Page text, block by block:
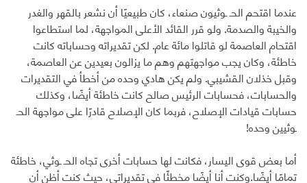
عندما اقتحم الحـ ـوثيون صنعاء، كان طبيعيًا أن نشعر بالقهر والغدر
والخيبة والصدمة. ولو قرر القائد الأعلى المواجهة، لما استطاعوا
اقتحام العاصمة لو قاتلوا مائة عام. لكن تقديراته وحساباته كانت
خاطئة، وكان يجب مواجهتهم وهم ما يزالون بعيدين عن العاصمة،
وقبل خذلان القشيبي. ولم يكن هادي وحده من أخطأ في التقديرات
والحسابات، فحسابات الرئيس صالح كانت خاطئة أيضًا، وكذلك
حسابات قيادات الإصلاح، فربما كان الإصلاح قادرًا على مواجهة الحـ
ـوثيين وحده!
أما بعض قوى اليسار، فكانت لها حسابات أخرى تجاه الحـ ـوثي، خاطئة
تمامًا أيضًا.وكنت أنا أيضًا مخطئًا في تقديراتي، حيث كنت أظن أن